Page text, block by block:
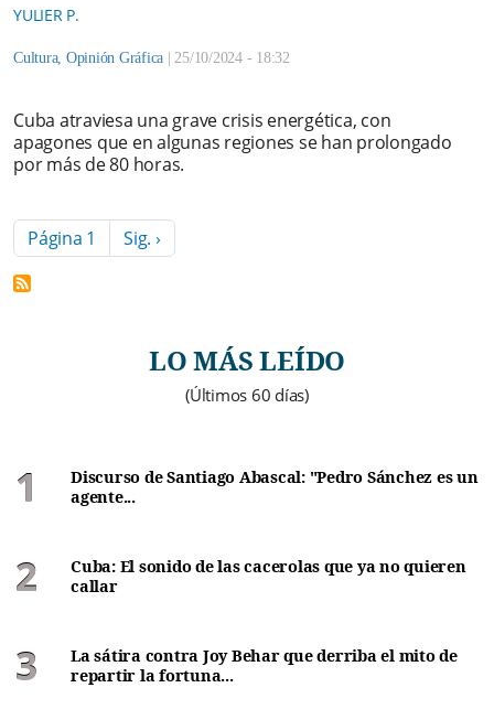
YULIER P.
Cultura, Opinión Gráfica | 25/10/2024 - 18:32
Cuba atraviesa una grave crisis energética, con
apagones que en algunas regiones se han prolongado
por más de 80 horas.
Paginación
Página 1 Siguiente página
Sig. ›
LO MÁS LEÍDO
(Últimos 60 días)
Discurso de Santiago Abascal: "Pedro Sánchez es un
agente...
Cuba: El sonido de las cacerolas que ya no quieren
callar
La sátira contra Joy Behar que derriba el mito de
repartir la fortuna...